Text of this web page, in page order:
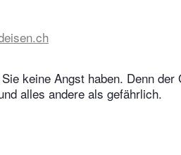
keine Angst haben. Denn
alles andere als gefährlich.